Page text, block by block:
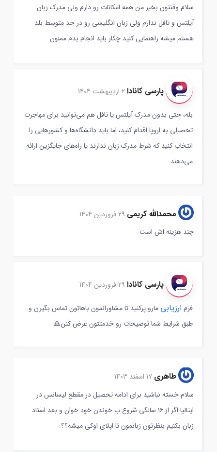
سلام وقتتون بخیر من همه امکانات رو دارم ولی مدرک زبان
آیلتس و تافل ندارم ولی زبان انگلیسی رو در حد متوسط بلد
هستم میشه راهنمایی کنید چکار باید انجام بدم ممنون
پارسی کانادا 2 اردیبهشت 1404
بله، حتی بدون مدرک آیلتس یا تافل هم می‌توانید برای مهاجرت
تحصیلی به اروپا اقدام کنید، اما باید دانشگاه‌ها و کشورهایی را
انتخاب کنید که شرط مدرک زبان ندارند یا راه‌های جایگزین ارائه
می‌دهند.
محمدالله کریمی 29 فروردین 1404
چند هزینه اش است
پارسی کانادا 29 فروردین 1404
فرم ارزیابی مارو پرکنید تا مشاورانمون باهاتون تماس بگیرن و
طبق شرایط شما توضیحات رو خدمتتون عرض کنن🙏
طاهری 17 اسفند 1403
سلام خسته نباشید برای ادامه تحصيل در مقطع لیسانس در
ایتالیا اگر از ۱۶ سالگی شروع ب خوندن خود خوان و بعد استاد
زبان بکنیم بنظرتون زبانمون تا اپلای اوکی میشه؟؟